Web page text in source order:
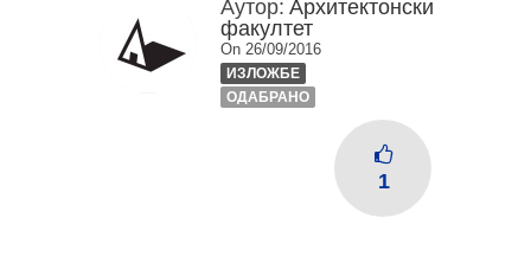
Аутор: Архитектонски
факултет
On 26/09/2016
ИЗЛОЖБЕ
ОДАБРАНО
1